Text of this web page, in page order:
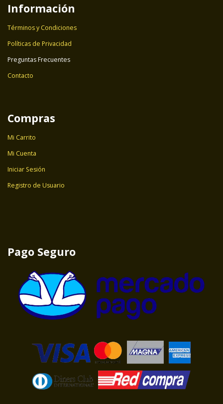
Información
Términos y Condiciones
Políticas de Privacidad
Preguntas Frecuentes
Contacto
Compras
Mi Carrito
Mi Cuenta
Iniciar Sesión
Registro de Usuario
Pago Seguro